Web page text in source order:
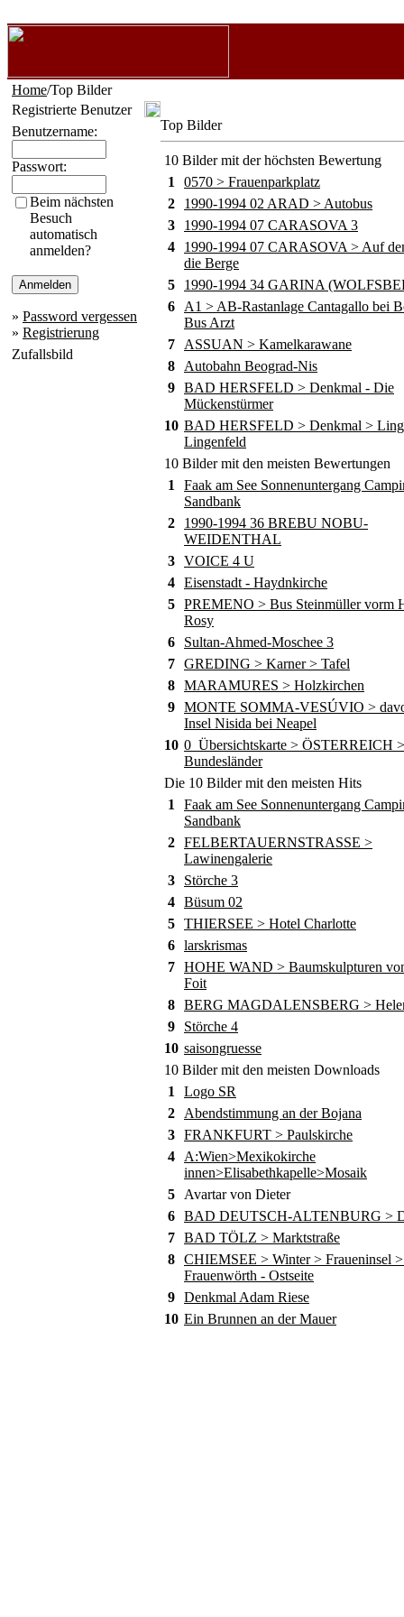
Home/Top Bilder
Registrierte Benutzer
Benutzername:
Passwort:
Beim nächsten
Besuch
automatisch
anmelden?
» Password vergessen
» Registrierung
Zufallsbild
Top Bilder
10 Bilder mit der höchsten Bewertung
1
0570 > Frauenparkplatz
2
1990-1994 02 ARAD > Autobus
3
1990-1994 07 CARASOVA 3
4
1990-1994 07 CARASOVA > Auf
die Berge
5
1990-1994 34 GARINA
6
A1 > AB-Rastanlage Cantagallo bei
Bus Arzt
7
ASSUAN > Kamelkarawane
8
Autobahn Beograd-Nis
9 BAD HERSFELD > Denkmal - Die
Mückenstürmer
10 BAD HERSFELD > Denkmal >
Lingenfeld
10 Bilder mit den meisten Bewertungen
1
Faak am See Sonnenuntergang
Sandbank
2
1990-1994 36 BREBU NOBU-
WEIDENTHAL
3 VOICE 4 U
4 Eisenstadt - Haydnkirche
5 PREMENO > Bus Steinmüller vorm
Rosy
6
Sultan-Ahmed-Moschee 3
7 GREDING > Karner > Tafel
8 MARAMURES > Holzkirchen
9 MONTE SOMMA-VESÚVIO >
Insel Nisida bei Neapel
10 0_Übersichtskarte > ÖSTERREICH >
Bundesländer
Die 10 Bilder mit den meisten Hits
1
Faak am See Sonnenuntergang
Sandbank
2 FELBERTAUERNSTRASSE >
Lawinengalerie
3
Störche 3
4 Büsum 02
5 THIERSEE > Hotel Charlotte
6 larskrismas
7 HOHE WAND > Baumskulpturen
Foit
8 BERG MAGDALENSBERG >
9
Störche 4
10 saisongruesse
10 Bilder mit den meisten Downloads
1
Logo SR
2
Abendstimmung an der Bojana
3 FRANKFURT > Paulskirche
4
A:Wien>Mexikokirche
innen>Elisabethkapelle>Mosaik
5
Avartar von Dieter
6 BAD DEUTSCH-ALTENBURG >
7 BAD TÖLZ > Marktstraße
8 CHIEMSEE > Winter > Fraueninsel
Frauenwörth - Ostseite
9 Denkmal Adam Riese
10 Ein Brunnen an der Mauer